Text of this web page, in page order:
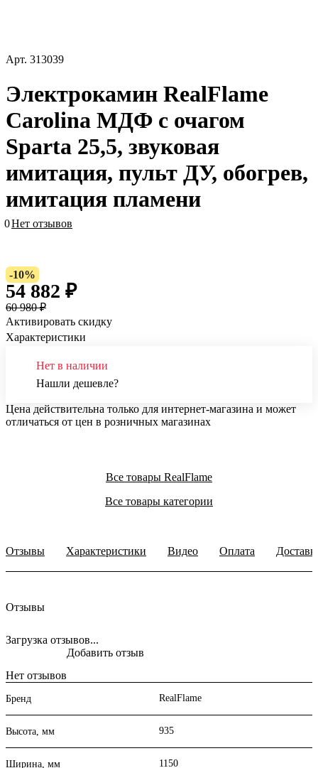
Арт. 313039
Электрокамин RealFlame
Carolina МДФ с очагом
Sparta 25,5, звуковая
имитация, пульт ДУ, обогрев,
имитация пламени
0Нет отзывов
-10%
54 882 ₽
60 980 ₽
Активировать скидку
Характеристики
Нет в наличии
Нашли дешевле?
Цена действительна только для интернет-магазина и может
отличаться от цен в розничных магазинах
Все товары RealFlame
Все товары категории
Отзывы Характеристики Видео Оплата
Отзывы
Загрузка отзывов...
Нет отзывов
Добавить отзыв
Бренд RealFlame
Высота, мм 935
Ширина, мм 1150